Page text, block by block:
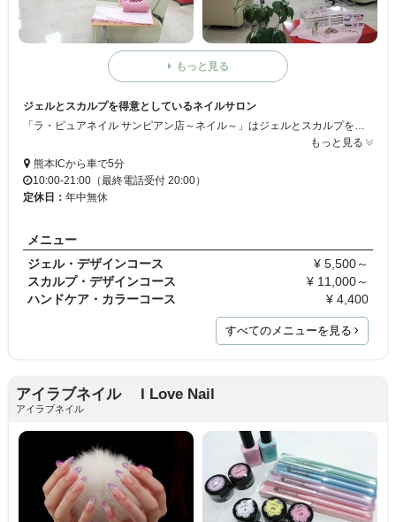
もっと見る
ジェルとスカルプを得意としているネイルサロン
もっと見る
熊本ICから車で5分
10:00-21:00（最終電話受付 20:00）
定休日： 年中無休
メニュー
ジェル・デザインコース
¥ 5,500～
スカルプ・デザインコース
¥ 11,000～
ハンドケア・カラーコース
¥ 4,400
すべてのメニューを見る
アイラブネイル I Love Nail
アイラブネイル